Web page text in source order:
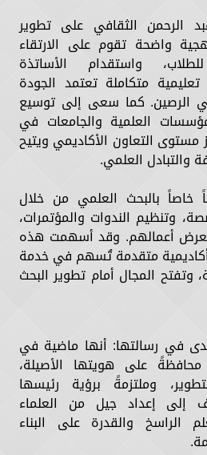
الرحمن الثقافي على تطوير
واضحة تقوم على الارتقاء
واستقدام الأساتذة
تعليمية متكاملة تعتمد الجودة
الرصين. كما سعى إلى توسيع
العلمية والجامعات في
مستوى التعاون الأكاديمي ويتيح
والتبادل العلمي.
خاصاً بالبحث العلمي من خلال
وتنظيم الندوات والمؤتمرات،
لعرض أعمالهم. وقد أسهمت هذه
متقدمة تُسهم في خدمة
وتفتح المجال أمام تطوير البحث
في رسالتها: أنها ماضية في
على هويتها الأصيلة،
وملتزمةً برؤية رئيسها
إعداد جيل من العلماء
الراسخ والقدرة على البناء